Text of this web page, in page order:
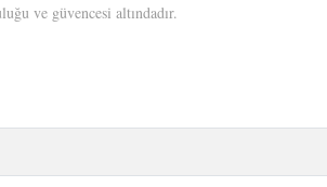
ve güvencesi altındadır.